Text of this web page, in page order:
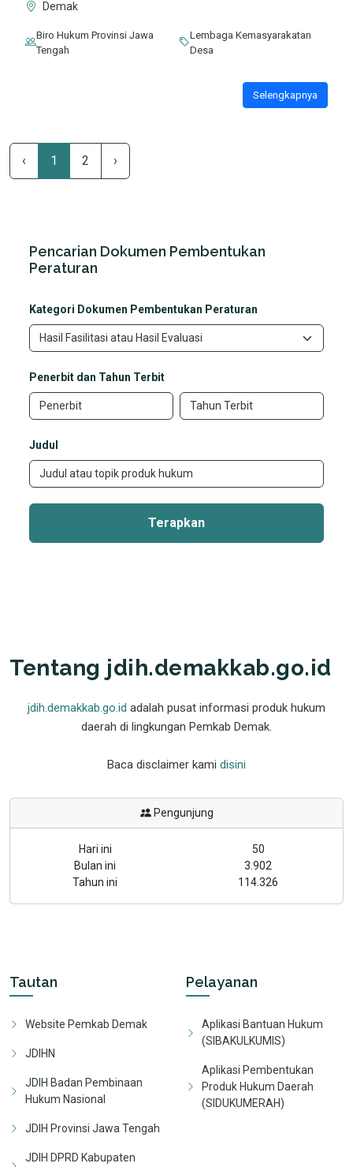
Demak
Biro Hukum Provinsi Jawa
Tengah
Lembaga Kemasyarakatan
Desa
Selengkapnya
‹ 1 2 ›
Pencarian Dokumen Pembentukan
Peraturan
Kategori Dokumen Pembentukan Peraturan
Penerbit dan Tahun Terbit
Judul
Terapkan
Tentang jdih.demakkab.go.id
jdih.demakkab.go.id adalah pusat informasi produk hukum
daerah di lingkungan Pemkab Demak.
Baca disclaimer kami disini
Pengunjung
Hari ini
50
Bulan ini
3.902
Tahun ini
114.326
Tautan
Website Pemkab Demak
JDIHN
JDIH Badan Pembinaan
Hukum Nasional
JDIH Provinsi Jawa Tengah
JDIH DPRD Kabupaten
Pelayanan
Aplikasi Bantuan Hukum
(SIBAKULKUMIS)
Aplikasi Pembentukan
Produk Hukum Daerah
(SIDUKUMERAH)